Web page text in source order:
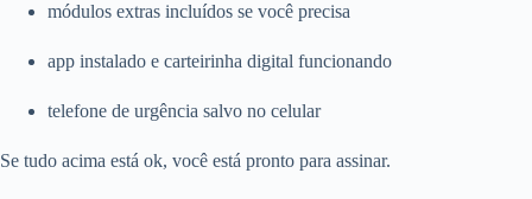
módulos extras incluídos se você precisa
app instalado e carteirinha digital funcionando
telefone de urgência salvo no celular
Se tudo acima está ok, você está pronto para assinar.